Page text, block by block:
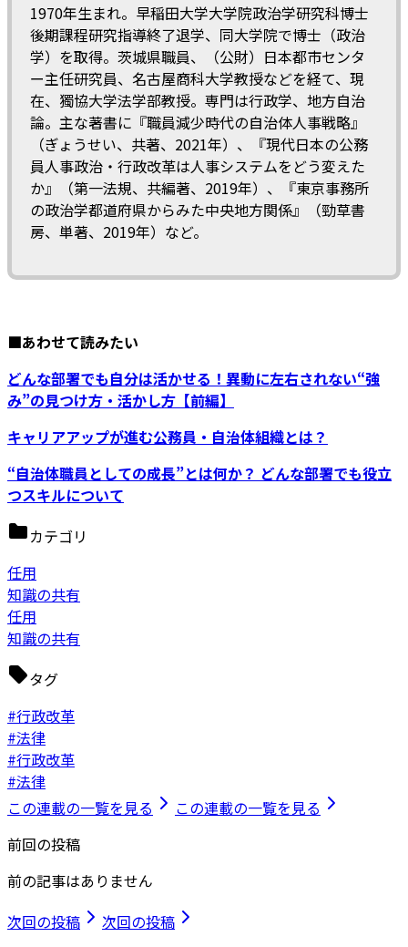
1970年生まれ。早稲田大学大学院政治学研究科博士
後期課程研究指導終了退学、同大学院で博士（政治
学）を取得。茨城県職員、（公財）日本都市センタ
ー主任研究員、名古屋商科大学教授などを経て、現
在、獨協大学法学部教授。専門は行政学、地方自治
論。主な著書に『職員減少時代の自治体人事戦略』
（ぎょうせい、共著、2021年）、『現代日本の公務
員人事――政治・行政改革は人事システムをどう変えた
か』（第一法規、共編著、2019年）、『東京事務所
の政治学――都道府県からみた中央地方関係』（勁草書
房、単著、2019年）など。
■あわせて読みたい
どんな部署でも自分は活かせる！異動に左右されない“強
み”の見つけ方・活かし方【前編】
キャリアアップが進む公務員・自治体組織とは？
“自治体職員としての成長”とは何か？ どんな部署でも役立
つスキルについて
カテゴリ
任用
知識の共有
任用
知識の共有
タグ
#行政改革
#法律
#行政改革
#法律
この連載の一覧を見る
この連載の一覧を見る
前回の投稿
前の記事はありません
次回の投稿
次回の投稿